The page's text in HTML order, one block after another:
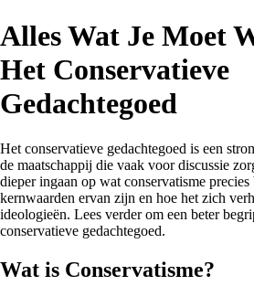
Alles Wat Je Moet
Het Conservatieve
Gedachtegoed
Het conservatieve gedachtegoed is een
de maatschappij die vaak voor discussie
dieper ingaan op wat conservatisme
kernwaarden ervan zijn en hoe het zich
ideologieën. Lees verder om een beter
conservatieve gedachtegoed.
Wat is Conservatisme?